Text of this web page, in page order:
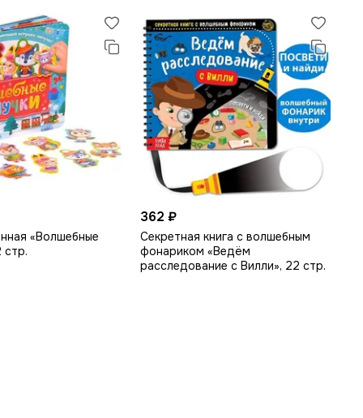
«Волшебные
стр.
362 ₽
Секретная книга с волшебным
фонариком «Ведём
расследование с Вилли», 22 стр.